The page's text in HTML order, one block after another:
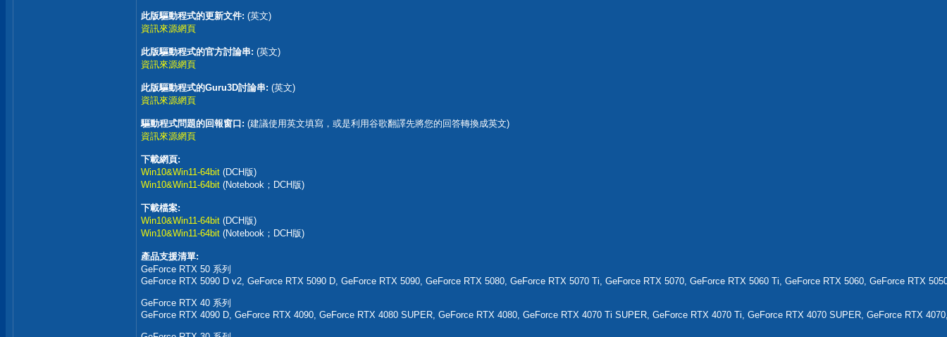
此版驅動程式的更新文件: (英文)
資訊來源網頁
此版驅動程式的官方討論串: (英文)
資訊來源網頁
此版驅動程式的Guru3D討論串: (英文)
資訊來源網頁
驅動程式問題的回報窗口: (建議使用英文填寫，或是利用谷歌翻譯先將您的回答轉換成英文)
資訊來源網頁
下載網頁:
Win10&Win11-64bit (DCH版)
Win10&Win11-64bit (Notebook；DCH版)
下載檔案:
Win10&Win11-64bit (DCH版)
Win10&Win11-64bit (Notebook；DCH版)
產品支援清單:
GeForce RTX 50 系列
GeForce RTX 5090 D v2, GeForce RTX 5090 D, GeForce RTX 5090, GeForce RTX 5080, GeForce RTX 5070 Ti, GeForce RTX 5070, GeForce RTX 5060 Ti, GeForce RTX 5060, GeForce RTX
GeForce RTX 40 系列
GeForce RTX 4090 D, GeForce RTX 4090, GeForce RTX 4080 SUPER, GeForce RTX 4080, GeForce RTX 4070 Ti SUPER, GeForce RTX 4070 Ti, GeForce RTX 4070 SUPER, GeForce RTX